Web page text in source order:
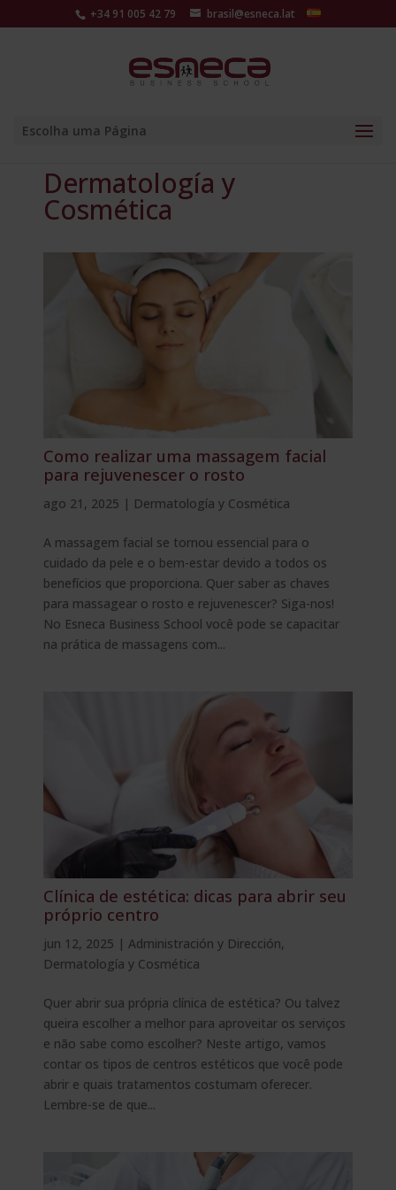
+34 91 005 42 79 brasil@esneca.lat
Escolha uma Página
Dermatología y
Cosmética
Como realizar uma massagem facial
para rejuvenescer o rosto
ago 21, 2025 | Dermatología y Cosmética
A massagem facial se tornou essencial para o
cuidado da pele e o bem-estar devido a todos os
benefícios que proporciona. Quer saber as chaves
para massagear o rosto e rejuvenescer? Siga-nos!
No Esneca Business School você pode se capacitar
na prática de massagens com...
Clínica de estética: dicas para abrir seu
próprio centro
jun 12, 2025 | Administración y Dirección,
Dermatología y Cosmética
Quer abrir sua própria clínica de estética? Ou talvez
queira escolher a melhor para aproveitar os serviços
e não sabe como escolher? Neste artigo, vamos
contar os tipos de centros estéticos que você pode
abrir e quais tratamentos costumam oferecer.
Lembre-se de que...